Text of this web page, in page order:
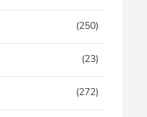
(250)
(23)
(272)